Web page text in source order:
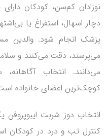
نوزادان کم‌سن، کودکان
دچار اسهال، استفراغ یا
پزشک انجام شود. والدین
می‌پرسند، دقت می‌کنند و
می‌دانند. انتخاب
کوچک‌ترین اعضای خانواده
انتخاب دوز شربت ایبوپروفن
کنترل تب و درد در کودکان